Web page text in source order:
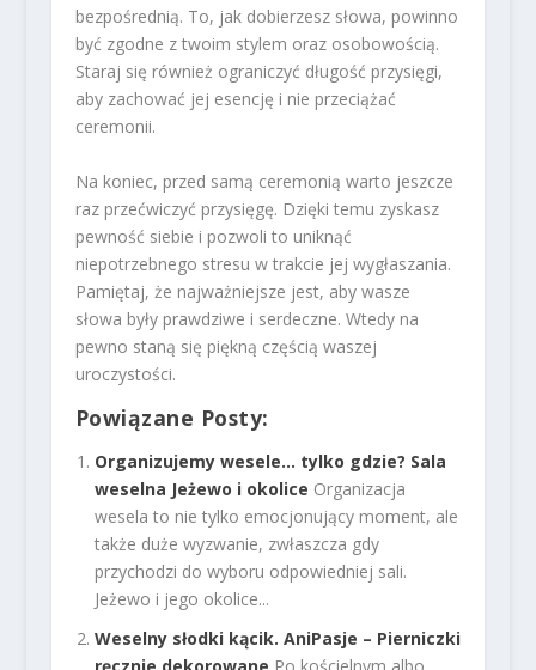
bezpośrednią. To, jak dobierzesz słowa, powinno
być zgodne z twoim stylem oraz osobowością.
Staraj się również ograniczyć długość przysięgi,
aby zachować jej esencję i nie przeciążać
ceremonii.
Na koniec, przed samą ceremonią warto jeszcze
raz przećwiczyć przysięgę. Dzięki temu zyskasz
pewność siebie i pozwoli to uniknąć
niepotrzebnego stresu w trakcie jej wygłaszania.
Pamiętaj, że najważniejsze jest, aby wasze
słowa były prawdziwe i serdeczne. Wtedy na
pewno staną się piękną częścią waszej
uroczystości.
Powiązane Posty:
Organizujemy wesele… tylko gdzie? Sala
weselna Jeżewo i okolice Organizacja
wesela to nie tylko emocjonujący moment, ale
także duże wyzwanie, zwłaszcza gdy
przychodzi do wyboru odpowiedniej sali.
Jeżewo i jego okolice...
Weselny słodki kącik. AniPasje – Pierniczki